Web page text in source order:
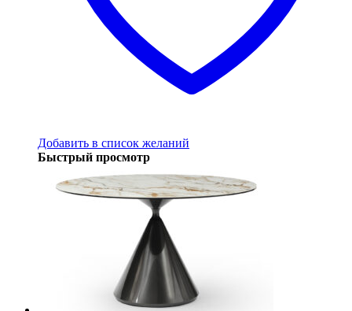
Добавить в список желаний
Быстрый просмотр